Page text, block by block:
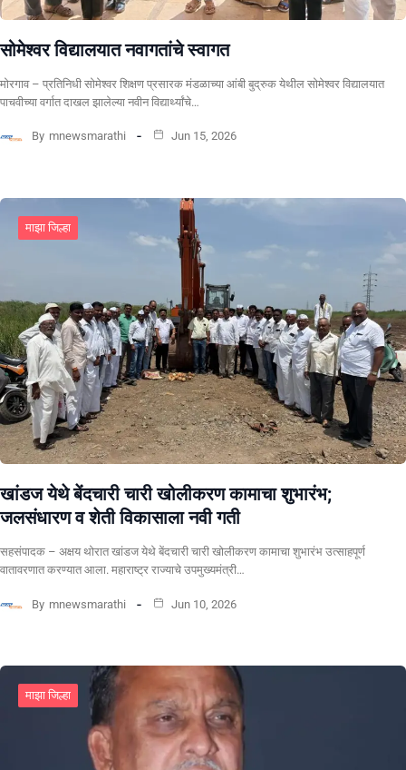
सोमेश्वर विद्यालयात नवागतांचे स्वागत
मोरगाव – प्रतिनिधी सोमेश्वर शिक्षण प्रसारक मंडळाच्या आंबी बुद्रुक येथील सोमेश्वर विद्यालयात
पाचवीच्या वर्गात दाखल झालेल्या नवीन विद्यार्थ्यांचे…
By mnewsmarathi Jun 15, 2026
माझा जिल्हा
खांडज येथे बेंदचारी चारी खोलीकरण कामाचा शुभारंभ;
जलसंधारण व शेती विकासाला नवी गती
सहसंपादक – अक्षय थोरात खांडज येथे बेंदचारी चारी खोलीकरण कामाचा शुभारंभ उत्साहपूर्ण
वातावरणात करण्यात आला. महाराष्ट्र राज्याचे उपमुख्यमंत्री…
By mnewsmarathi Jun 10, 2026
माझा जिल्हा